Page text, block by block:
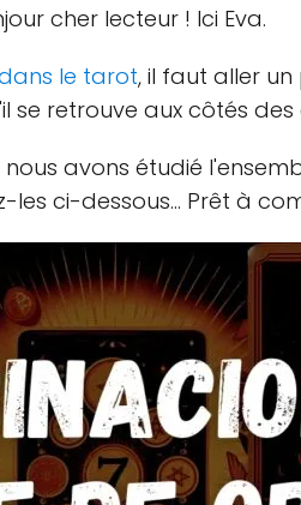
cher lecteur ! Ici Eva.
le tarot, il faut aller
se retrouve aux côtés des
avons étudié
les ci-dessous… Prêt à